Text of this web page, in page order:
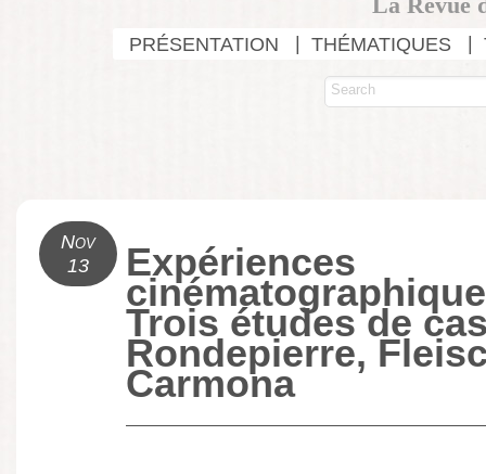
PRÉSENTATION THÉMATIQUES
Nov
13
Expériences
Trois études de
Rondepierre,
Carmona